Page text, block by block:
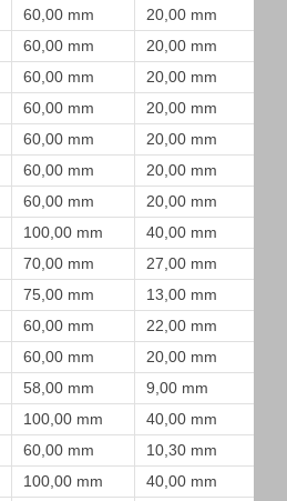
60,00 mm
20,00 mm
60,00 mm
20,00 mm
60,00 mm
20,00 mm
60,00 mm
20,00 mm
60,00 mm
20,00 mm
60,00 mm
20,00 mm
60,00 mm
20,00 mm
100,00 mm
40,00 mm
70,00 mm
27,00 mm
75,00 mm
13,00 mm
60,00 mm
22,00 mm
60,00 mm
20,00 mm
58,00 mm
9,00 mm
100,00 mm
40,00 mm
60,00 mm
10,30 mm
100,00 mm
40,00 mm